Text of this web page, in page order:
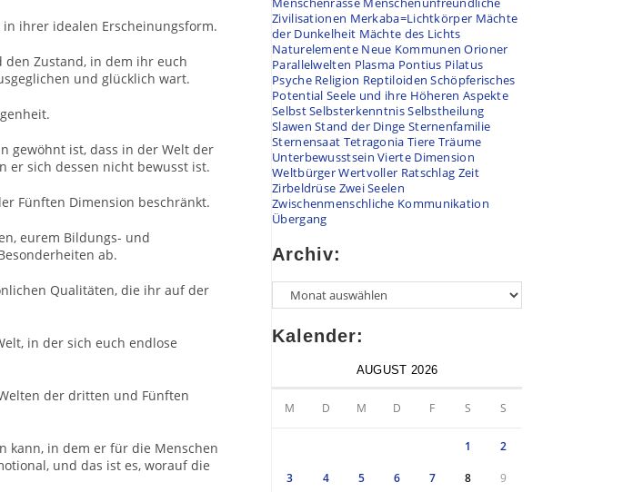
ihrer idealen Erscheinungsform.
Zustand, in dem ihr euch
und glücklich wart.
gewöhnt ist, dass in der Welt der
er sich dessen nicht bewusst ist.
Fünften Dimension beschränkt.
eurem Bildungs- und
ab.
Qualitäten, die ihr auf der
in der sich euch endlose
der dritten und Fünften
kann, in dem er für die Menschen
und das ist es, worauf die
Zivilisationen Merkaba=Lichtkörper Mächte
der Dunkelheit Mächte des Lichts
Naturelemente Neue Kommunen Orioner
Parallelwelten Plasma Pontius Pilatus
Psyche Religion Reptiloiden Schöpferisches
Potential Seele und ihre Höheren Aspekte
SelbstSelbsterkenntnisSelbstheilung
Slawen Stand der Dinge Sternenfamilie
Sternensaat Tetragonia Tiere Träume
Unterbewusstsein Vierte Dimension
WeltbürgerWertvoller Ratschlag Zeit
Zirbeldrüse Zwei Seelen
Zwischenmenschliche Kommunikation
Übergang
Archiv:
Kalender:
AUGUST 2026
M D M D F S S
1 2
3 4 5 6 7 8 9